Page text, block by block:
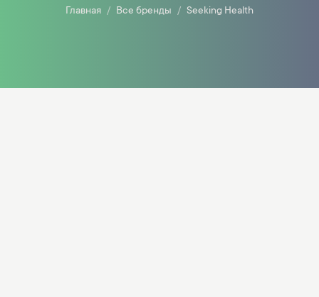
Главная Все бренды Seeking Health